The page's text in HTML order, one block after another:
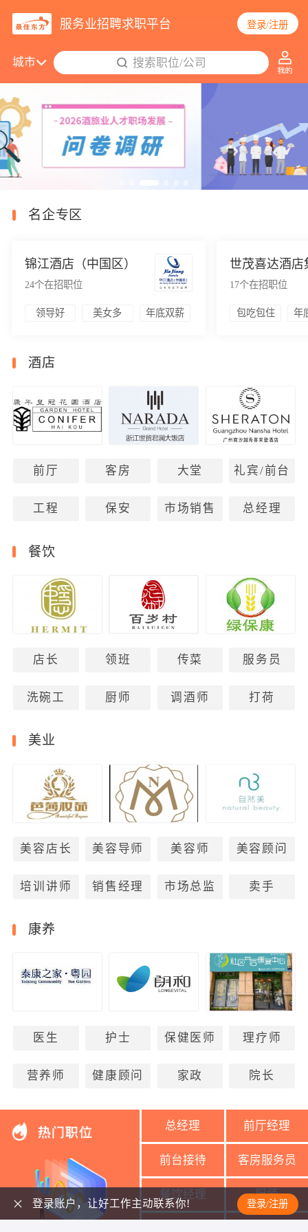
服务业招聘求职平台 登录/注册
城市
搜索职位/公司
2677个职位更新
名企专区
锦江酒店（中国区）
24个在招职位
领导好 美女多 年底双薪
世茂喜达酒店
17个在招职位
包吃包住 年
酒店
前厅 客房 大堂 礼宾/前台
工程 保安 市场销售 总经理
餐饮
店长 领班 传菜 服务员
洗碗工 厨师 调酒师 打荷
美业
美容店长 美容导师 美容师 美容顾问
培训讲师 销售经理 市场总监 卖手
康养
医生 护士 保健医师 理疗师
营养师 健康顾问 家政 院长
总经理 前厅经理
前台接待 客房服务员
餐饮经理 厨师
登录账户，让好工作主动联系你! 登录/注册